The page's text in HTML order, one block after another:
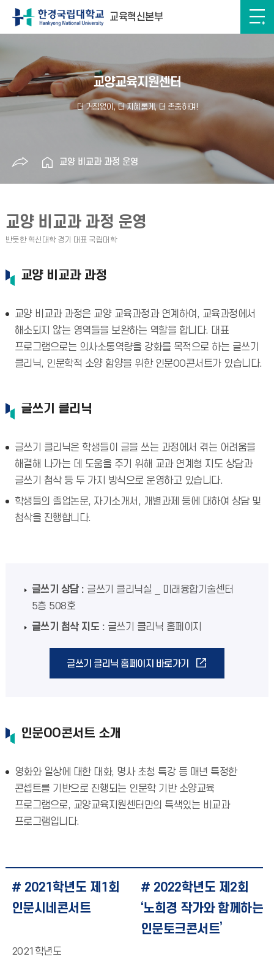
교육혁신본부
교양교육지원센터
교양 비교과 과정 운영
교양 비교과 과정 운영
교양 비교과 과정
교양 비교과 과정은 교양 교육과정과 연계하여, 교육과정에서
해소되지 않는 영역들을 보완하는 역할을 합니다. 대표
프로그램으로는 의사소통역량을 강화를 목적으로 하는 글쓰기
클리닉, 인문학적 소양 함양을 위한 인문OO콘서트가 있습니다.
글쓰기 클리닉
글쓰기 클리닉은 학생들이 글을 쓰는 과정에서 겪는 어려움을
해결해 나가는 데 도움을 주기 위해 교과 연계형 지도 상담과
글쓰기 첨삭 등 두 가지 방식으로 운영하고 있습니다.
학생들의 졸업논문, 자기소개서, 개별과제 등에 대하여 상담 및
첨삭을 진행합니다.
글쓰기 상담 : 글쓰기 클리닉실 _ 미래융합기술센터
5층 508호
글쓰기 첨삭 지도 : 글쓰기 클리닉 홈페이지
글쓰기 클리닉 홈페이지 바로가기
인문OO콘서트 소개
영화와 일상에 대한 대화, 명사 초청 특강 등 매년 특정한
콘셉트를 기반으로 진행되는 인문학 기반 소양교육
프로그램으로, 교양교육지원센터만의 특색있는 비교과
프로그램입니다.
# 2021학년도 제1회
인문시네콘서트
2021학년도
# 2022학년도 제2회
‘노희경 작가와 함께하는
인문토크콘서트’